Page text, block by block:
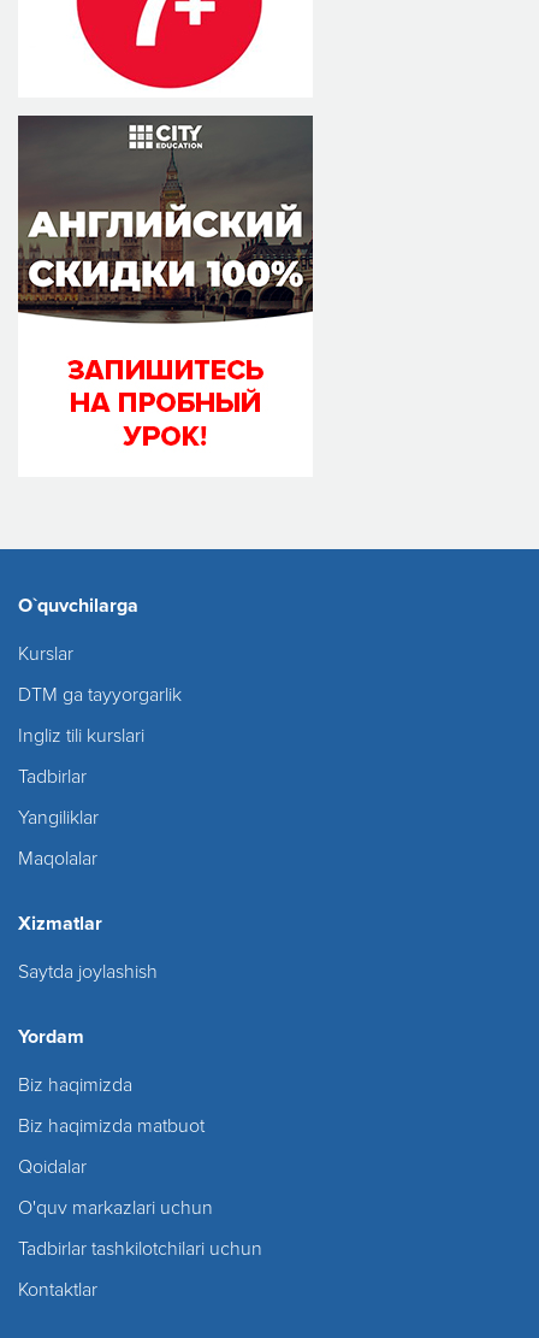
O`quvchilarga
Kurslar
DTM ga tayyorgarlik
Ingliz tili kurslari
Tadbirlar
Yangiliklar
Maqolalar
Xizmatlar
Saytda joylashish
Yordam
Biz haqimizda
Biz haqimizda matbuot
Qoidalar
O'quv markazlari uchun
Tadbirlar tashkilotchilari uchun
Kontaktlar